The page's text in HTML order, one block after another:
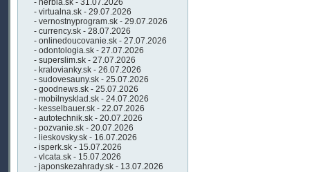
- herbia.sk - 31.07.2026
- virtualna.sk - 29.07.2026
- vernostnyprogram.sk - 29.07.2026
- currency.sk - 28.07.2026
- onlinedoucovanie.sk - 27.07.2026
- odontologia.sk - 27.07.2026
- superslim.sk - 27.07.2026
- kralovianky.sk - 26.07.2026
- sudovesauny.sk - 25.07.2026
- goodnews.sk - 25.07.2026
- mobilnysklad.sk - 24.07.2026
- kesselbauer.sk - 22.07.2026
- autotechnik.sk - 20.07.2026
- pozvanie.sk - 20.07.2026
- lieskovsky.sk - 16.07.2026
- isperk.sk - 15.07.2026
- vlcata.sk - 15.07.2026
- japonskezahrady.sk - 13.07.2026